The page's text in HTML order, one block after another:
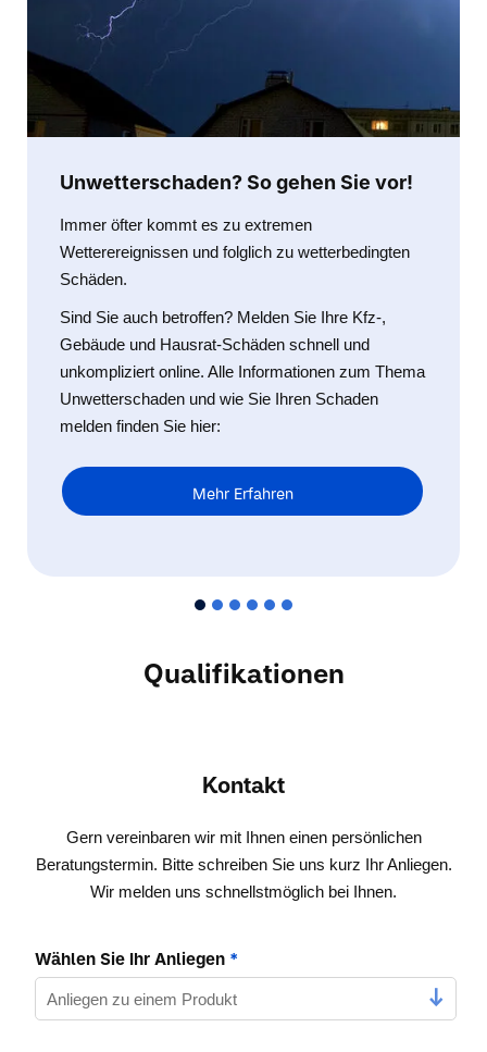
Unwetterschaden? So gehen Sie vor!
Immer öfter kommt es zu extremen
Wetterereignissen und folglich zu wetterbedingten
Schäden.
Sind Sie auch betroffen? Melden Sie Ihre Kfz-,
Gebäude und Hausrat-Schäden schnell und
unkompliziert online. Alle Informationen zum Thema
Unwetterschaden und wie Sie Ihren Schaden
melden finden Sie hier:
Mehr Erfahren
Qualifikationen
Kontakt
Gern vereinbaren wir mit Ihnen einen persönlichen
Beratungstermin. Bitte schreiben Sie uns kurz Ihr Anliegen.
Wir melden uns schnellstmöglich bei Ihnen.
Wählen Sie Ihr Anliegen *